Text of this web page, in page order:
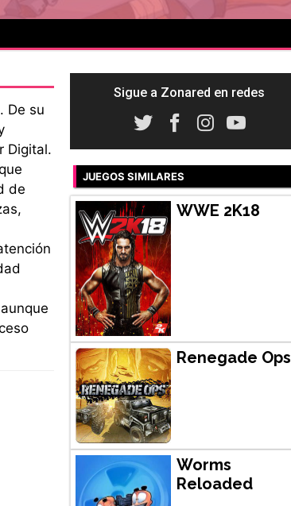
De su
Digital.
de
Sigue a Zonared en redes
JUEGOS SIMILARES
WWE 2K18
Renegade Ops
Worms
Reloaded